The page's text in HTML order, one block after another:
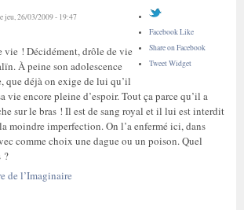
Facebook Like
Share on Facebook
Tweet Widget
jeu, 26/03/2009 - 19:47
vie ! Décidément, drôle de vie
À peine son adolescence
que déjà on exige de lui qu’il
vie encore pleine d’espoir. Tout ça parce qu’il a
sur le bras ! Il est de sang royal et il lui est interdit
moindre imperfection. On l’a enfermé ici, dans
comme choix une dague ou un poison. Quel
?
de l’Imaginaire